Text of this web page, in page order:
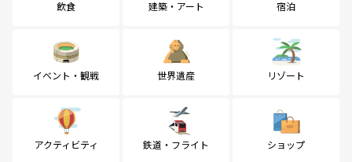
飲食 建築・アート 宿泊
イベント・観戦 世界遺産 リゾート
アクティビティ 鉄道・フライト ショップ